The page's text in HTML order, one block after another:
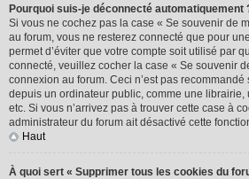
Pourquoi suis-je déconnecté automatiquement
Si vous ne cochez pas la case « Se souvenir de
au forum, vous ne resterez connecté que pour
permet d’éviter que votre compte soit utilisé par
connecté, veuillez cocher la case « Se souvenir
connexion au forum. Ceci n’est pas
depuis un ordinateur public, comme une librairie,
etc. Si vous n’arrivez pas à trouver cette case à
administrateur du forum ait désactivé cette
Haut
À quoi sert « Supprimer tous les cookies du